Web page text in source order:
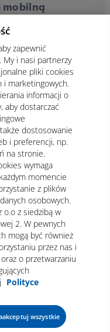
mobilną
Notka prawna
zapewnić
My i nasi partnerzy
pliki cookies
i marketingowych.
informacji o
aby dostarczać
dostosowanie
i preferencji, np.
na stronie.
wymaga
momencie
z plików
osobowych.
o.o z siedzibą w
2. W pewnych
mogą być również
przez nas i
o przetwarzaniu
Polityce
wszystkie